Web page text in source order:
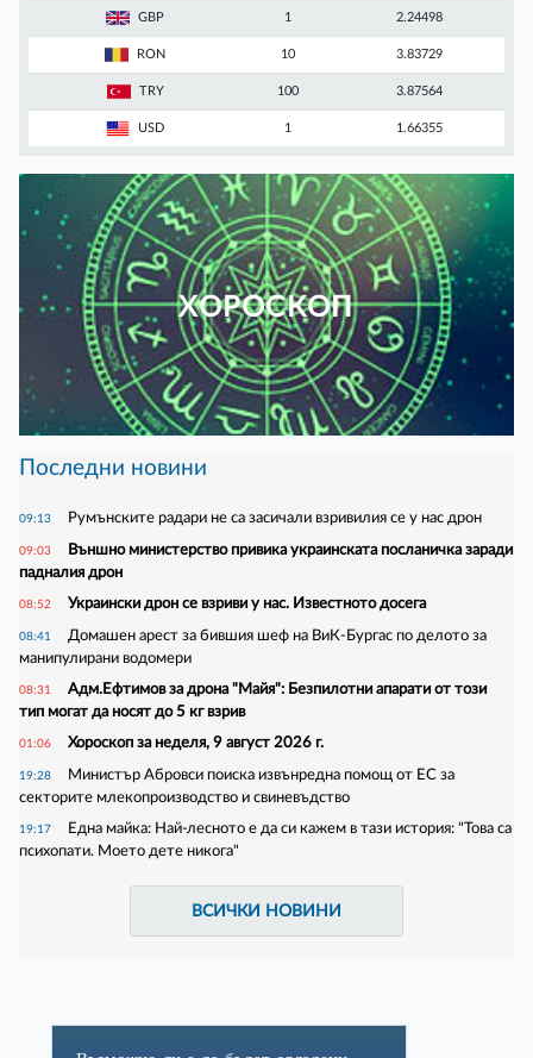
GBP 1 2.24498
RON 10 3.83729
TRY 100 3.87564
USD 1 1.66355
ХОРОСКОП
Последни новини
09:13 Румънските радари не са засичали взривилия се у нас дрон
09:03
Външно министерство привика украинската посланичка заради
падналия дрон
08:52 Украински дрон се взриви у нас. Известното досега
08:41
Домашен арест за бившия шеф на ВиК-Бургас по делото за
манипулирани водомери
08:31
Адм.Ефтимов за дрона "Майя": Безпилотни апарати от този
тип могат да носят до 5 кг взрив
01:06 Хороскоп за неделя, 9 август 2026 г.
19:28
Министър Абровси поиска извънредна помощ от ЕС за
секторите млекопроизводство и свиневъдство
19:17
Една майка: Най-лесното е да си кажем в тази история: "Това са
психопати. Моето дете никога"
ВСИЧКИ НОВИНИ